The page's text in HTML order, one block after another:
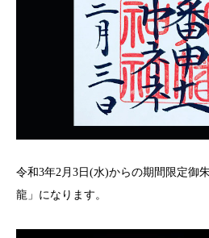
令和3年2月3日(水)からの期間限定御
龍」になります。